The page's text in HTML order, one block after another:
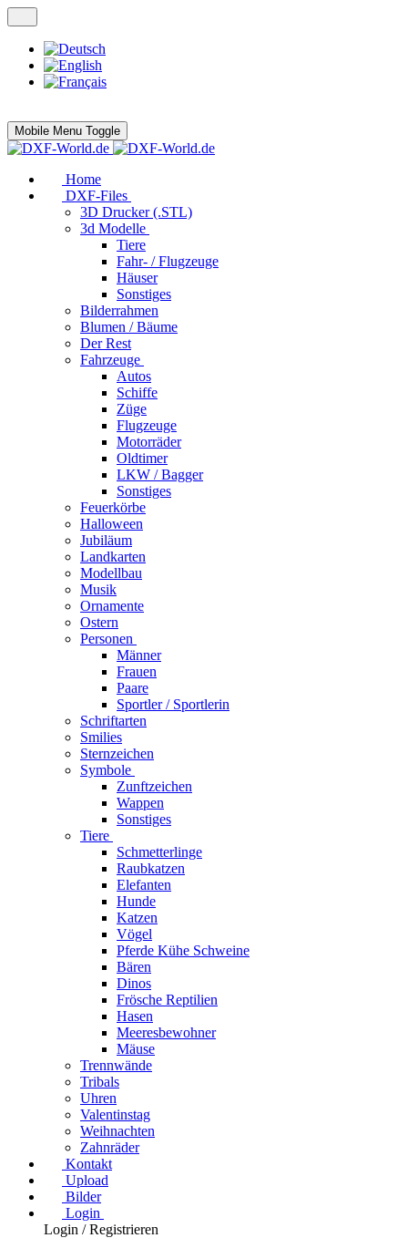
Mobile Menu Toggle
Home
DXF-Files
3D Drucker (.STL)
3d Modelle
Tiere
Fahr- / Flugzeuge
Häuser
Sonstiges
Bilderrahmen
Blumen / Bäume
Der Rest
Fahrzeuge
Autos
Schiffe
Züge
Flugzeuge
Motorräder
Oldtimer
LKW / Bagger
Sonstiges
Feuerkörbe
Halloween
Jubiläum
Landkarten
Modellbau
Musik
Ornamente
Ostern
Personen
Männer
Frauen
Paare
Sportler / Sportlerin
Schriftarten
Smilies
Sternzeichen
Symbole
Zunftzeichen
Wappen
Sonstiges
Tiere
Schmetterlinge
Raubkatzen
Elefanten
Hunde
Katzen
Vögel
Pferde Kühe Schweine
Bären
Dinos
Frösche Reptilien
Hasen
Meeresbewohner
Mäuse
Trennwände
Tribals
Uhren
Valentinstag
Weihnachten
Zahnräder
Kontakt
Upload
Bilder
Login
Login / Registrieren